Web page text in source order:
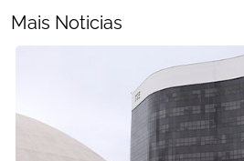
Mais Noticias